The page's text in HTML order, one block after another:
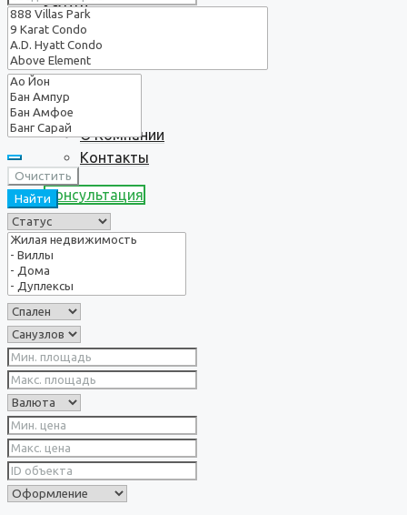
О нас
О Компании
Контакты
Консультация
Очистить
Найти